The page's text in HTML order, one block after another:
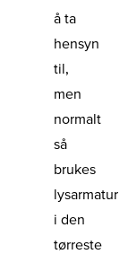
å ta
hensyn
til,
men
normalt
så
brukes
lysarmatur
i den
tørreste